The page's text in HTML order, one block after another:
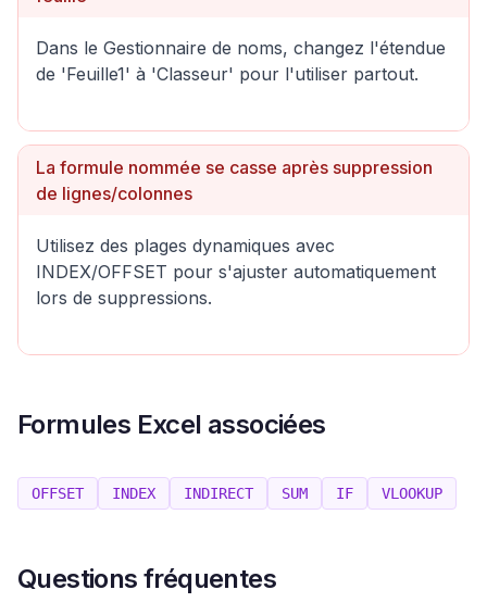
Dans le Gestionnaire de noms, changez l'étendue
de 'Feuille1' à 'Classeur' pour l'utiliser partout.
La formule nommée se casse après suppression
de lignes/colonnes
Utilisez des plages dynamiques avec
INDEX/OFFSET pour s'ajuster automatiquement
lors de suppressions.
Formules Excel associées
OFFSET INDEX INDIRECT SUM IF VLOOKUP
Questions fréquentes